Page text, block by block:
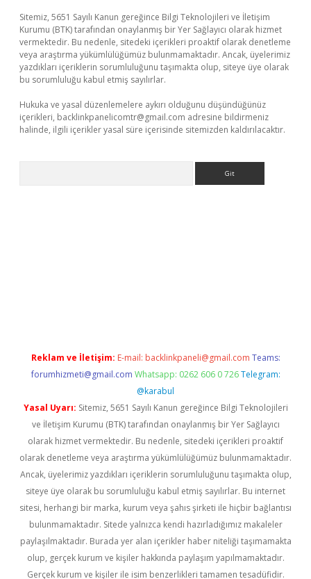
Sitemiz, 5651 Sayılı Kanun gereğince Bilgi Teknolojileri ve İletişim
Kurumu (BTK) tarafından onaylanmış bir Yer Sağlayıcı olarak hizmet
vermektedir. Bu nedenle, sitedeki içerikleri proaktif olarak denetleme
veya araştırma yükümlülüğümüz bulunmamaktadır. Ancak, üyelerimiz
yazdıkları içeriklerin sorumluluğunu taşımakta olup, siteye üye olarak
bu sorumluluğu kabul etmiş sayılırlar.
Hukuka ve yasal düzenlemelere aykırı olduğunu düşündüğünüz
içerikleri, backlinkpanelicomtr@gmail.com adresine bildirmeniz
halinde, ilgili içerikler yasal süre içerisinde sitemizden kaldırılacaktır.
Reklam ve İletişim: E-mail: backlinkpaneli@gmail.com Teams:
forumhizmeti@gmail.com Whatsapp: 0262 606 0 726 Telegram:
@karabul
Yasal Uyarı: Sitemiz, 5651 Sayılı Kanun gereğince Bilgi Teknolojileri
ve İletişim Kurumu (BTK) tarafından onaylanmış bir Yer Sağlayıcı
olarak hizmet vermektedir. Bu nedenle, sitedeki içerikleri proaktif
olarak denetleme veya araştırma yükümlülüğümüz bulunmamaktadır.
Ancak, üyelerimiz yazdıkları içeriklerin sorumluluğunu taşımakta olup,
siteye üye olarak bu sorumluluğu kabul etmiş sayılırlar. Bu internet
sitesi, herhangi bir marka, kurum veya şahıs şirketi ile hiçbir bağlantısı
bulunmamaktadır. Sitede yalnızca kendi hazırladığımız makaleler
paylaşılmaktadır. Burada yer alan içerikler haber niteliği taşımamakta
olup, gerçek kurum ve kişiler hakkında paylaşım yapılmamaktadır.
Gerçek kurum ve kişiler ile isim benzerlikleri tamamen tesadüfidir.